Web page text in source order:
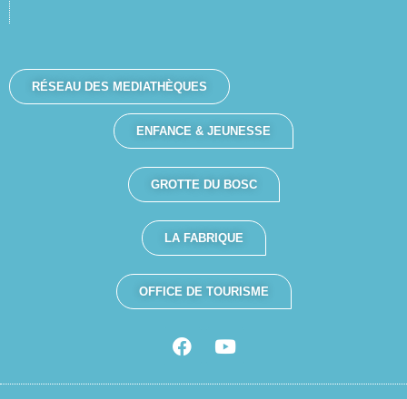
RÉSEAU DES MEDIATHÈQUES
ENFANCE & JEUNESSE
GROTTE DU BOSC
LA FABRIQUE
OFFICE DE TOURISME